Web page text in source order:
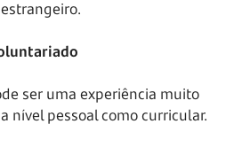
ser uma experiência muito
nível pessoal como curricular.